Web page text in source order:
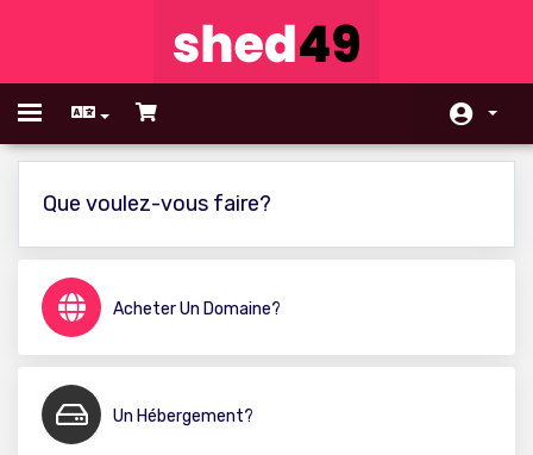
Toggle
Actualités
Base de connaissances
État du réseau
Affiliés
Que voulez-vous faire?
Acheter Un Domaine?
Un Hébergement?